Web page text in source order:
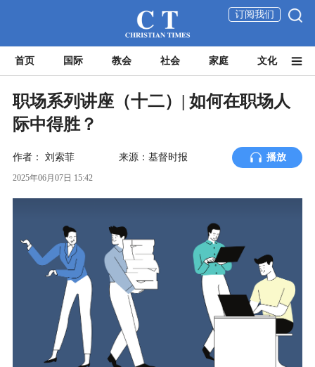
订阅我们
首页 国际 教会 社会 家庭 文化
职场系列讲座（十二）| 如何在职场人
际中得胜？
作者： 刘索菲 来源：基督时报 播放
2025年06月07日 15:42